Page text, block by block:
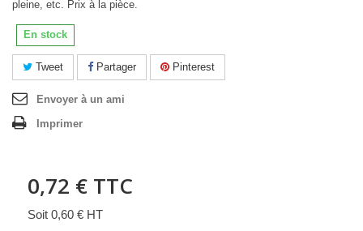
pleine, etc. Prix à la pièce.
En stock
Tweet Partager Pinterest
Envoyer à un ami
Imprimer
0,72 € TTC
Soit 0,60 € HT